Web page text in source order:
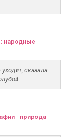
народные
сказала
- природа